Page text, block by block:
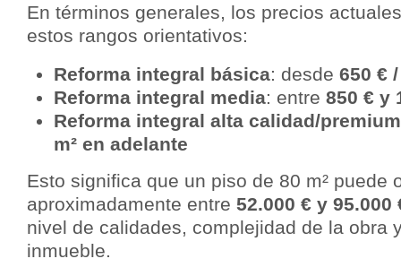
En términos generales, los precios
estos rangos orientativos:
Reforma integral básica: desde 650 € /
Reforma integral media: entre 850 € y
Reforma integral alta calidad/premium
m² en adelante
Esto significa que un piso de 80 m² puede
aproximadamente entre 52.000 € y 95.000
nivel de calidades, complejidad de la obra
inmueble.